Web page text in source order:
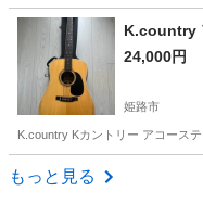
兵庫 尼崎市
K.country
24,000円
姫路市
K.country Kカントリー アコース
兵庫 姫路市
もっと見る